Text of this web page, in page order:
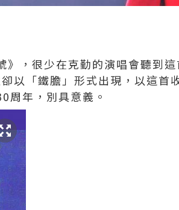
，很少在克勤的演唱會聽到
以「鐵膽」形式出現，以這首
周年，別具意義。